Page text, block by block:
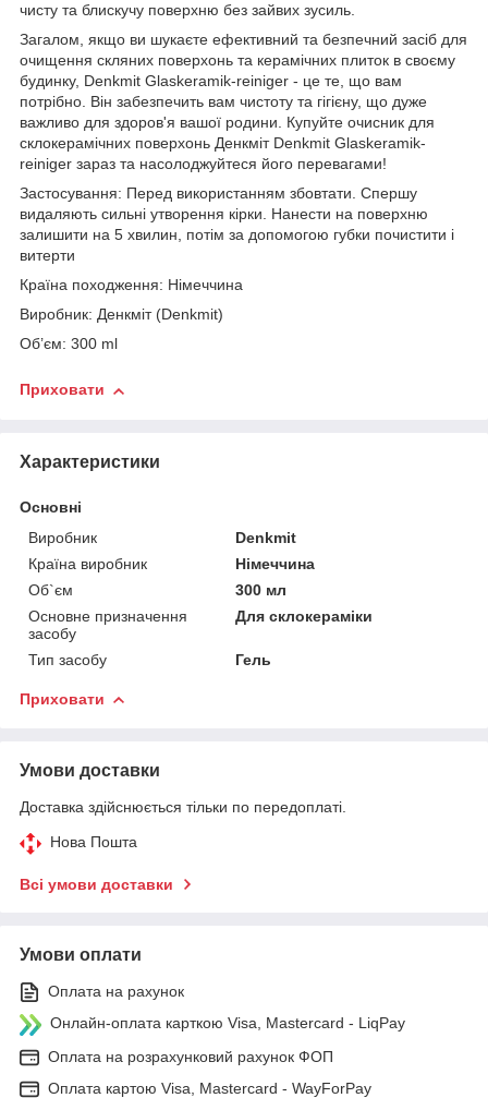
чисту та блискучу поверхню без зайвих зусиль.
Загалом, якщо ви шукаєте ефективний та безпечний засіб для
очищення скляних поверхонь та керамічних плиток в своєму
будинку, Denkmit Glaskeramik-reiniger - це те, що вам
потрібно. Він забезпечить вам чистоту та гігієну, що дуже
важливо для здоров'я вашої родини. Купуйте очисник для
склокерамічних поверхонь Денкміт Denkmit Glaskeramik-
reiniger зараз та насолоджуйтеся його перевагами!
Застосування: Перед використанням збовтати. Спершу
видаляють сильні утворення кірки. Нанести на поверхню
залишити на 5 хвилин, потім за допомогою губки почистити і
витерти
Країна походження: Німеччина
Виробник: Денкміт (Denkmit)
Об’єм: 300 ml
Приховати
Характеристики
Основні
Виробник
Denkmit
Країна виробник
Німеччина
Об`єм
300 мл
Основне призначення
засобу
Для склокераміки
Тип засобу Гель
Приховати
Умови доставки
Доставка здійснюється тільки по передоплаті.
Нова Пошта
Всі умови доставки
Умови оплати
Оплата на рахунок
Онлайн-оплата карткою Visa, Mastercard - LiqPay
Оплата на розрахунковий рахунок ФОП
Оплата картою Visa, Mastercard - WayForPay